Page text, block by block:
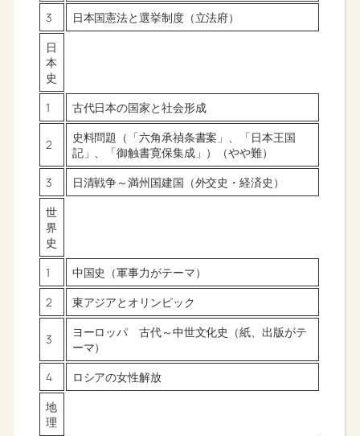
3
日本国憲法と選挙制度（立法府）
日
本
史
1
古代日本の国家と社会形成
2
史料問題（「六角承禎条書案」、「日本王国
記」、「御触書寛保集成」）（やや難）
3
日清戦争～満州国建国（外交史・経済史）
世
界
史
1
中国史（軍事力がテーマ）
2
東アジアとオリンピック
3
ヨーロッパ 古代～中世文化史（紙、出版がテ
ーマ）
4
ロシアの女性解放
地
理